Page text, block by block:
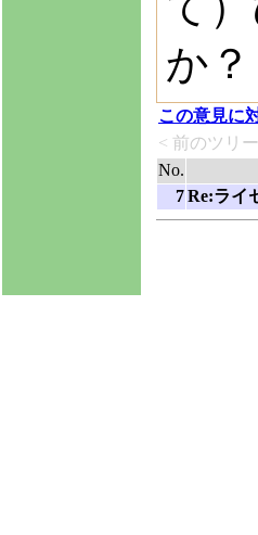
か？
この意見に
< 前のツリ
No.
7Re:ライ